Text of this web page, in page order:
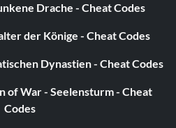
(Bronze): Nimm das
Drache - Cheat Codes
der Könige - Cheat Codes
Dynastien - Cheat Codes
of War - Seelensturm - Cheat
Codes